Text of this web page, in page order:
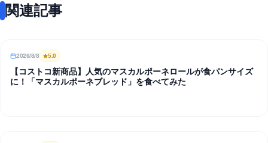
関連記事
REVIEW
2026/8/8 5.0
【コストコ新商品】人気のマスカルポーネロールが食パンサイズ
に！「マスカルポーネブレッド」を食べてみた